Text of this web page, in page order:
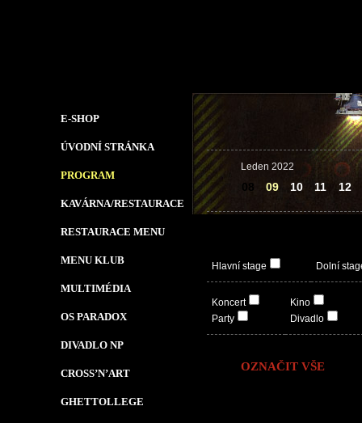
E-SHOP
ÚVODNÍ STRÁNKA
PROGRAM
KAVÁRNA/RESTAURACE
RESTAURACE MENU
MENU KLUB
MULTIMÉDIA
OS PARADOX
DIVADLO NP
CROSS’N’ART
GHETTOLLEGE
Leden 2022
08 09 10 11 12
Hlavní stage Dolní
Koncert
Party
Kino
Divadlo
OZNAČIT VŠE